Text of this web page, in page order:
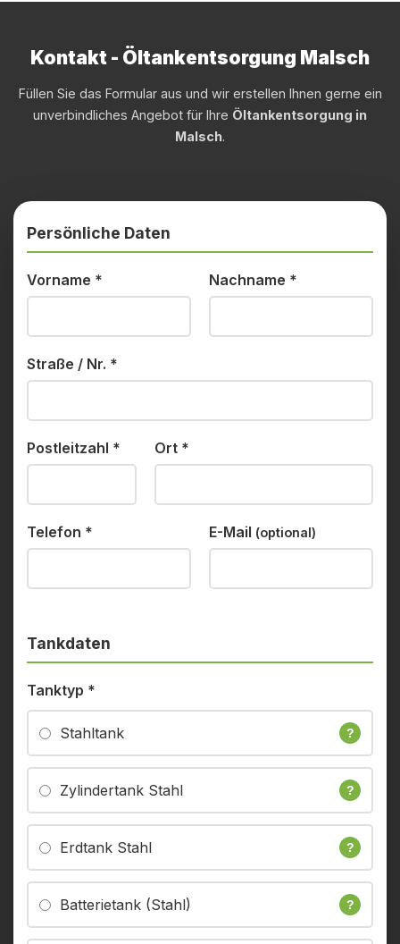
Kontakt - Öltankentsorgung Malsch
Füllen Sie das Formular aus und wir erstellen Ihnen gerne ein
unverbindliches Angebot für Ihre Öltankentsorgung in
Malsch.
Persönliche Daten
Vorname * Nachname *
Straße / Nr. *
Postleitzahl * Ort *
Telefon * E-Mail (optional)
Tankdaten
Tanktyp *
Stahltank ?
Zylindertank Stahl ?
Erdtank Stahl ?
Batterietank (Stahl) ?